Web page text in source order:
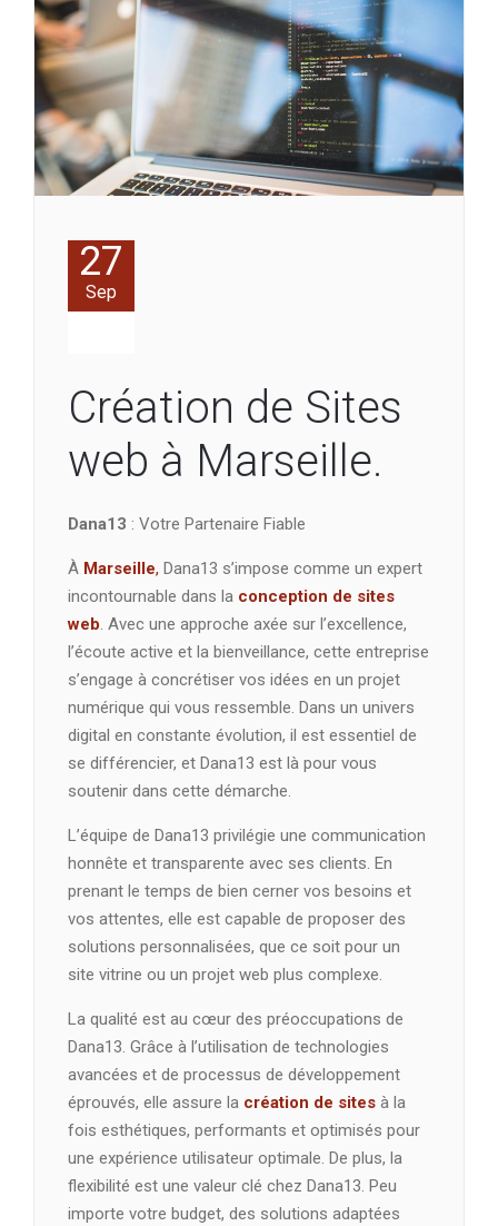
27
Sep
Création de Sites
web à Marseille.
Dana13 : Votre Partenaire Fiable
À Marseille, Dana13 s’impose comme un expert
incontournable dans la conception de sites
web. Avec une approche axée sur l’excellence,
l’écoute active et la bienveillance, cette entreprise
s’engage à concrétiser vos idées en un projet
numérique qui vous ressemble. Dans un univers
digital en constante évolution, il est essentiel de
se différencier, et Dana13 est là pour vous
soutenir dans cette démarche.
L’équipe de Dana13 privilégie une communication
honnête et transparente avec ses clients. En
prenant le temps de bien cerner vos besoins et
vos attentes, elle est capable de proposer des
solutions personnalisées, que ce soit pour un
site vitrine ou un projet web plus complexe.
La qualité est au cœur des préoccupations de
Dana13. Grâce à l’utilisation de technologies
avancées et de processus de développement
éprouvés, elle assure la création de sites à la
fois esthétiques, performants et optimisés pour
une expérience utilisateur optimale. De plus, la
flexibilité est une valeur clé chez Dana13. Peu
importe votre budget, des solutions adaptées